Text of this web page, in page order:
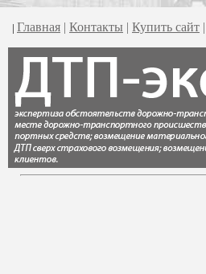
| Главная | Контакты | Купить сайт |